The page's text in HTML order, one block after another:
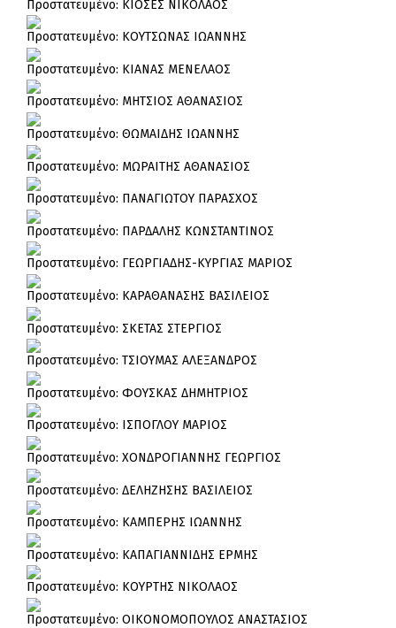
Πρoστατευμένο: ΚΙΟΣΕΣ ΝΙΚΟΛΑΟΣ
Πρoστατευμένο: ΚΟΥΤΣΩΝΑΣ ΙΩΑΝΝΗΣ
Πρoστατευμένο: ΚΙΑΝΑΣ ΜΕΝΕΛΑΟΣ
Πρoστατευμένο: ΜΗΤΣΙΟΣ ΑΘΑΝΑΣΙΟΣ
Πρoστατευμένο: ΘΩΜΑΙΔΗΣ ΙΩΑΝΝΗΣ
Πρoστατευμένο: ΜΩΡΑΙΤΗΣ ΑΘΑΝΑΣΙΟΣ
Πρoστατευμένο: ΠΑΝΑΓΙΩΤΟΥ ΠΑΡΑΣΧΟΣ
Πρoστατευμένο: ΠΑΡΔΑΛΗΣ ΚΩΝΣΤΑΝΤΙΝΟΣ
Πρoστατευμένο: ΓΕΩΡΓΙΑΔΗΣ-ΚΥΡΓΙΑΣ ΜΑΡΙΟΣ
Πρoστατευμένο: ΚΑΡΑΘΑΝΑΣΗΣ ΒΑΣΙΛΕΙΟΣ
Πρoστατευμένο: ΣΚΕΤΑΣ ΣΤΕΡΓΙΟΣ
Πρoστατευμένο: ΤΣΙΟΥΜΑΣ ΑΛΕΞΑΝΔΡΟΣ
Πρoστατευμένο: ΦΟΥΣΚΑΣ ΔΗΜΗΤΡΙΟΣ
Πρoστατευμένο: ΙΣΠΟΓΛΟΥ ΜΑΡΙΟΣ
Πρoστατευμένο: ΧΟΝΔΡΟΓΙΑΝΝΗΣ ΓΕΩΡΓΙΟΣ
Πρoστατευμένο: ΔΕΛΗΖΗΣΗΣ ΒΑΣΙΛΕΙΟΣ
Πρoστατευμένο: ΚΑΜΠΕΡΗΣ ΙΩΑΝΝΗΣ
Πρoστατευμένο: ΚΑΠΑΓΙΑΝΝΙΔΗΣ ΕΡΜΗΣ
Πρoστατευμένο: ΚΟΥΡΤΗΣ ΝΙΚΟΛΑΟΣ
Πρoστατευμένο: ΟΙΚΟΝΟΜΟΠΟΥΛΟΣ ΑΝΑΣΤΑΣΙΟΣ